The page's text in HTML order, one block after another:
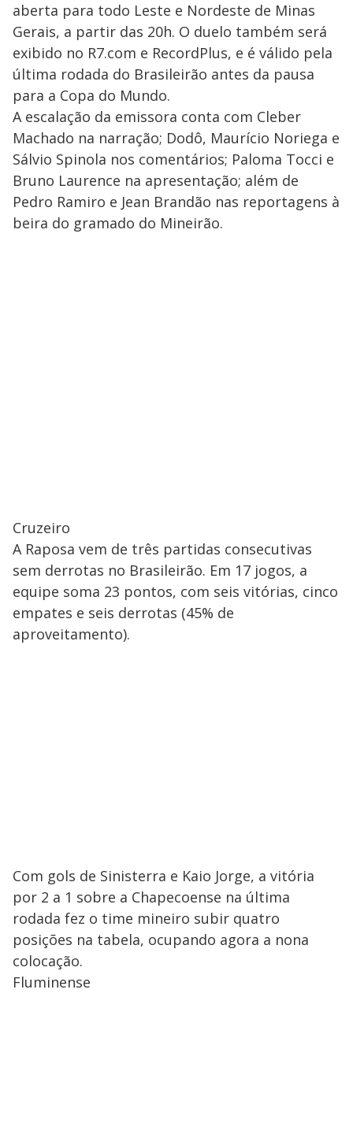
aberta para todo Leste e Nordeste de Minas
Gerais, a partir das 20h. O duelo também será
exibido no R7.com e RecordPlus, e é válido pela
última rodada do Brasileirão antes da pausa
para a Copa do Mundo.
A escalação da emissora conta com Cleber
Machado na narração; Dodô, Maurício Noriega e
Sálvio Spinola nos comentários; Paloma Tocci e
Bruno Laurence na apresentação; além de
Pedro Ramiro e Jean Brandão nas reportagens à
beira do gramado do Mineirão.
Cruzeiro
A Raposa vem de três partidas consecutivas
sem derrotas no Brasileirão. Em 17 jogos, a
equipe soma 23 pontos, com seis vitórias, cinco
empates e seis derrotas (45% de
aproveitamento).
Com gols de Sinisterra e Kaio Jorge, a vitória
por 2 a 1 sobre a Chapecoense na última
rodada fez o time mineiro subir quatro
posições na tabela, ocupando agora a nona
colocação.
Fluminense